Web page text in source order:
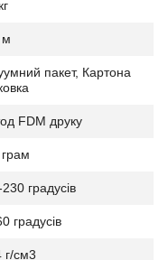
м
пакет, Картона
FDM друку
градусів
градусів
г/см3